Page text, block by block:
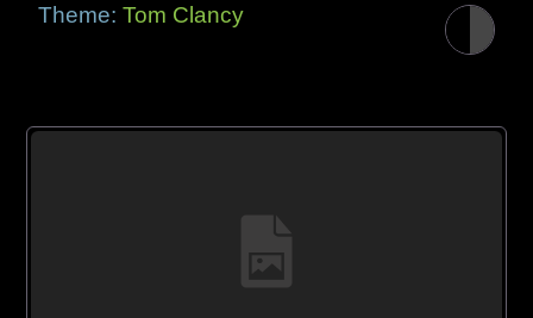
Theme:Tom Clancy